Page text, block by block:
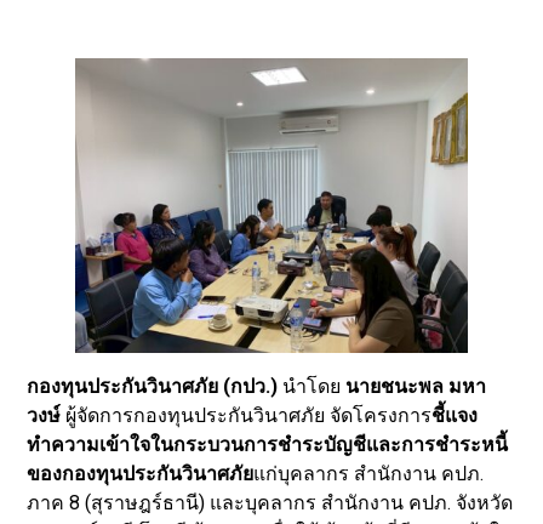
กองทุนประกันวินาศภัย (กปว.) นำโดย นายชนะพล มหา
วงษ์ ผู้จัดการกองทุนประกันวินาศภัย จัดโครงการชี้แจง
ทำความเข้าใจในกระบวนการชำระบัญชีและการชำระหนี้
ของกองทุนประกันวินาศภัยแก่บุคลากร สำนักงาน คปภ.
ภาค 8 (สุราษฎร์ธานี) และบุคลากร สำนักงาน คปภ. จังหวัด